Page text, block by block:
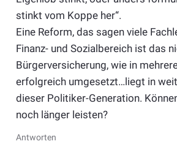
stinkt vom Koppe her“.
Eine Reform, das sagen viele
Finanz- und Sozialbereich ist das
Bürgerversicherung, wie in
erfolgreich umgesetzt…liegt in
dieser Politiker-Generation.
noch länger leisten?
Antworten